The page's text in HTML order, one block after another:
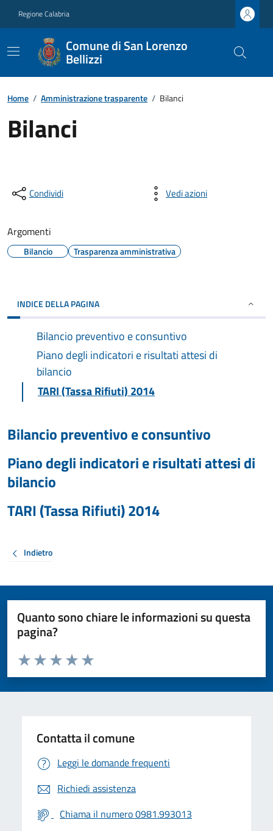
Regione Calabria
Comune di San Lorenzo
Bellizzi
Home / Amministrazione trasparente / Bilanci
Bilanci
Condividi Vedi azioni
Argomenti
Bilancio Trasparenza amministrativa
INDICE DELLA PAGINA
Bilancio preventivo e consuntivo
Piano degli indicatori e risultati attesi di
bilancio
TARI (Tassa Rifiuti) 2014
Bilancio preventivo e consuntivo
Piano degli indicatori e risultati attesi di
bilancio
TARI (Tassa Rifiuti) 2014
Indietro
Quanto sono chiare le informazioni su questa
pagina?
Valuta da 1 a 5 stelle la pagina
Valuta 5 stelle su 5
Valuta 4 stelle su 5
Valuta 3 stelle su 5
Valuta 2 stelle su 5
Valuta 1 stelle su 5
Contatta il comune
Leggi le domande frequenti
Richiedi assistenza
Chiama il numero 0981.993013